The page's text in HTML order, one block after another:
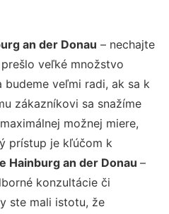
an der Donau – nechajte
veľké množstvo
veľmi radi, ak sa k
zákazníkovi sa snažíme
možnej miere,
prístup je kľúčom k
Hainburg an der Donau –
konzultácie či
ste mali istotu, že